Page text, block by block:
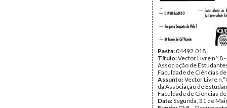
Pasta:04492.018
Título:Vector Livre n.º 8
Associação de
Faculdade de Ciências
Assunto:Vector Livre
da Associação de
Faculdade de Ciências
Data:Segunda, 31 de